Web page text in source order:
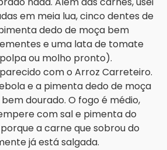
em meia lua, cinco dentes de
dedo de moça bem
e uma lata de tomate
ou molho pronto).
com o Arroz Carreteiro.
e a pimenta dedo de moça
dourado. O fogo é médio,
com sal e pimenta do
a carne que sobrou do
já está salgada.